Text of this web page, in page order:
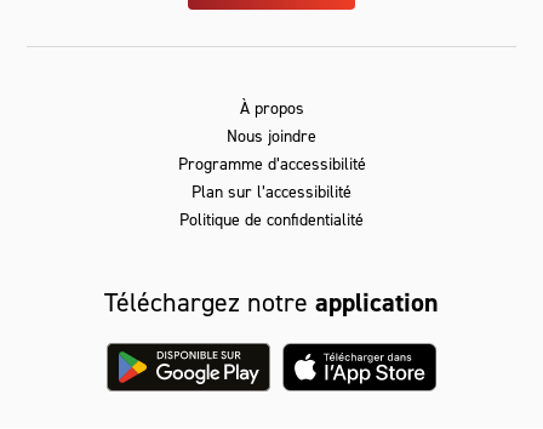
À propos
Nous joindre
Programme d’accessibilité
Plan sur l’accessibilité
Politique de confidentialité
Téléchargez notre application